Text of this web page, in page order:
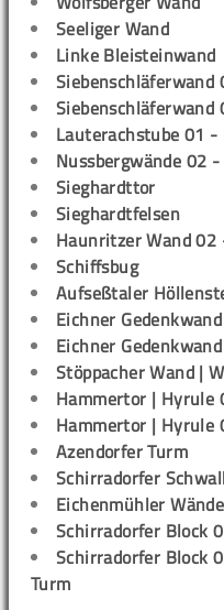
Seeliger Wand
Linke Bleisteinwand
Siebenschläferwand
Lauterachstube 01 -
Nussbergwände 02
Sieghardttor
Sieghardtfelsen
Haunritzer Wand
Schiffsbug
Aufseßtaler
Eichner Gedenkwand
Eichner
Stöppacher Wand |
Hammertor | Hyrule
Hammertor | Hyrule
Azendorfer Turm
Schirradorfer
Eichenmühler
Schirradorfer Block
Schirradorfer Block
Turm